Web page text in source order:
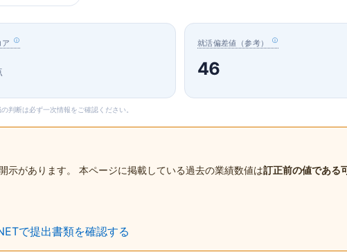
就活偏差値（参考）
46
判断は必ず一次情報をご確認ください。
示があります。 本ページに掲載している過去の業績数値は訂正前の値である
で提出書類を確認する